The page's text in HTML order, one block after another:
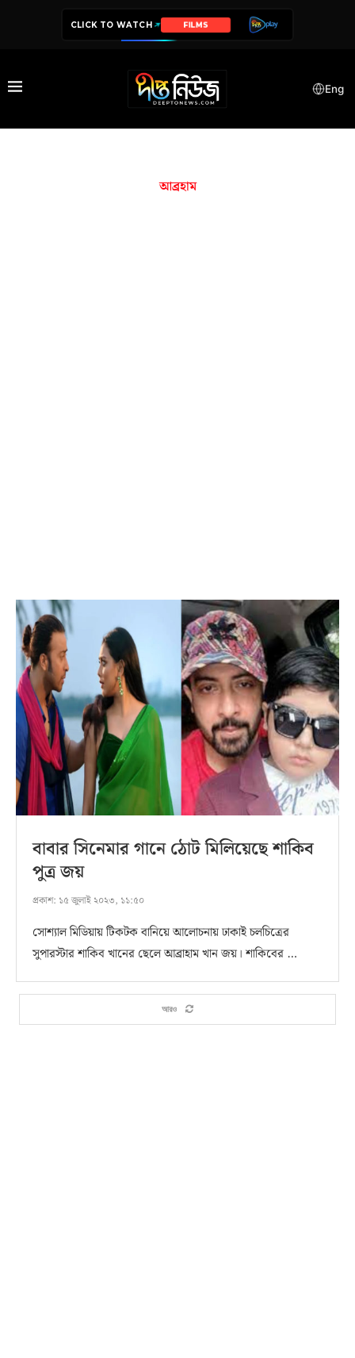
CLICK TO WATCH FILMS
Eng
আব্রহাম
বাবার সিনেমার গানে ঠোট মিলিয়েছে শাকিব
পুত্র জয়
প্রকাশ: ১৫ জুলাই ২০২৩, ১১:৫০
সোশ্যাল মিডিয়ায় টিকটক বানিয়ে আলোচনায় ঢাকাই চলচিত্রের
সুপারস্টার শাকিব খানের ছেলে আব্রাহাম খান জয়। শাকিবের …
আরও